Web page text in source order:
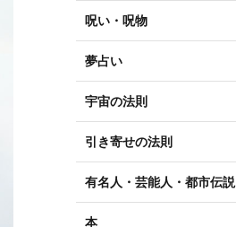
呪い・呪物
夢占い
宇宙の法則
引き寄せの法則
有名人・芸能人・都市伝説
本